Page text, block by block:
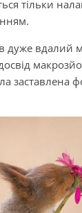
тільки
в дуже вдалий
заставлена